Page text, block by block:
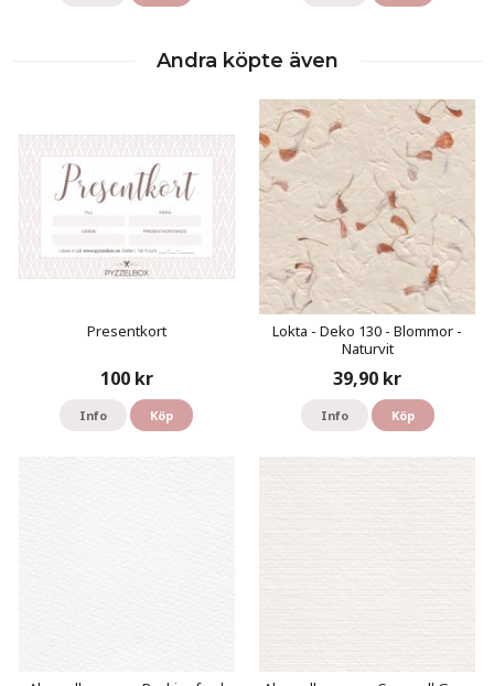
Andra köpte även
Presentkort
100 kr
Info Köp
Lokta - Deko 130 - Blommor -
Naturvit
39,90 kr
Info Köp